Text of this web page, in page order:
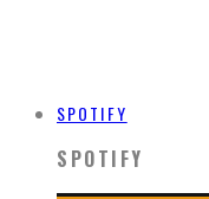
SPOTIFY
SPOTIFY